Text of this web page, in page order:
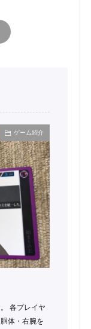
ゲーム紹介
各プレイヤ
体・右腕を